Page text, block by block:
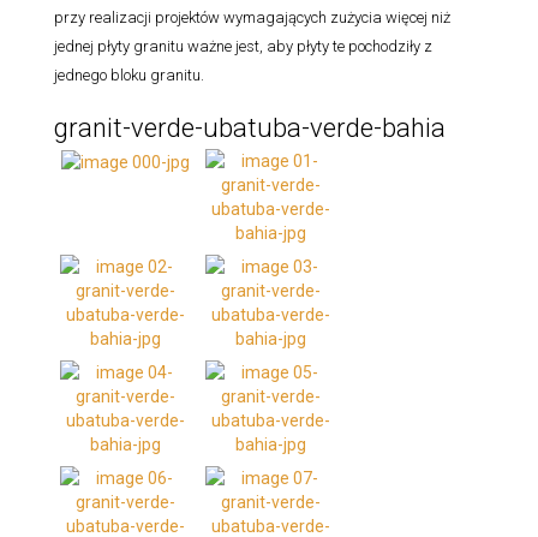
przy realizacji projektów wymagających zużycia więcej niż
jednej płyty granitu ważne jest, aby płyty te pochodziły z
jednego bloku granitu.
granit-verde-ubatuba-verde-bahia